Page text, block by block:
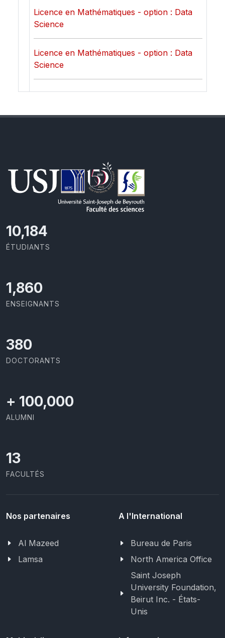
Licence en Mathématiques - option : Data
Science
Licence en Mathématiques - option : Data
Science
10,801
ÉTUDIANTS
1,973
ENSEIGNANTS
403
DOCTORANTS
+ 100,000
ALUMNI
13
FACULTÉS
Nos partenaires
Al Mazeed
Lamsa
A l'International
Bureau de Paris
North America Office
Saint Joseph
University Foundation,
Beirut Inc. - États-
Unis